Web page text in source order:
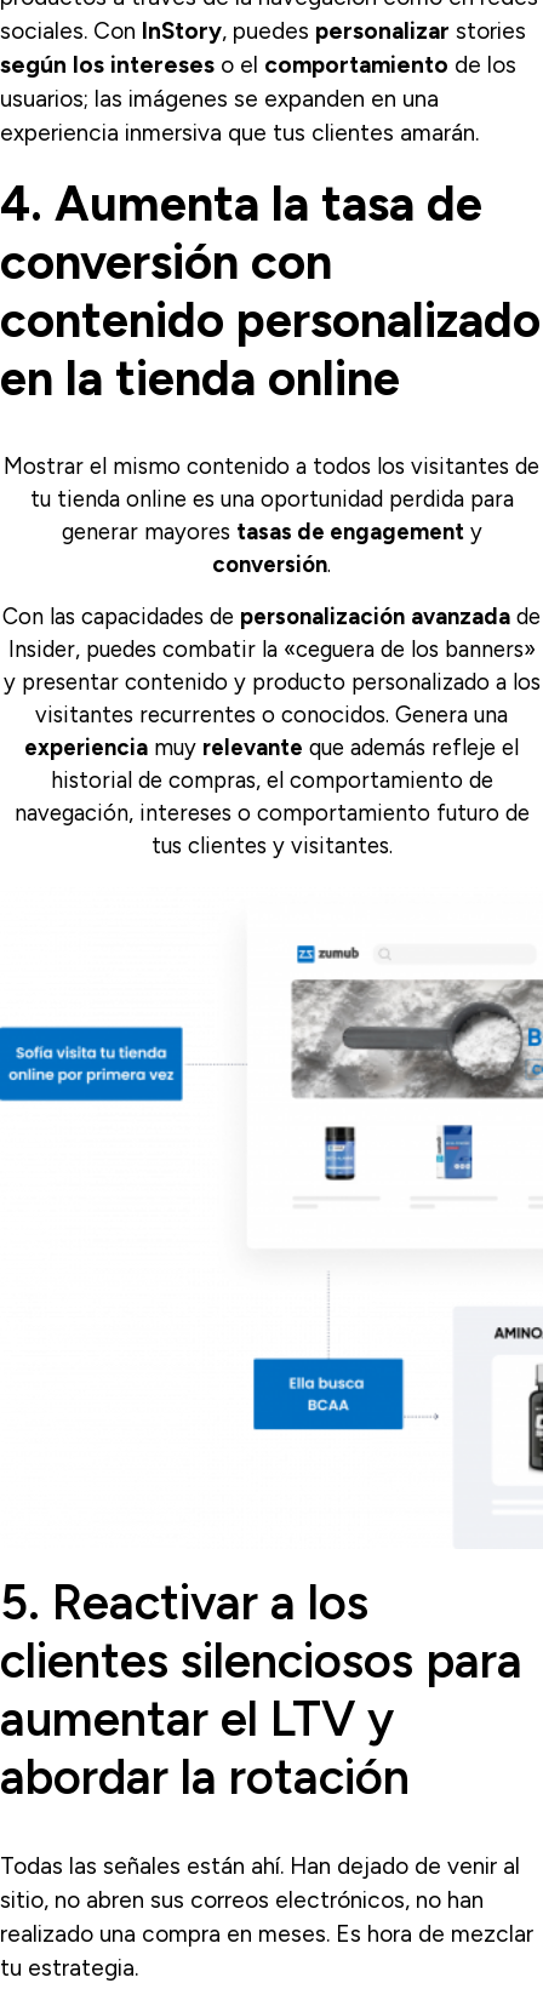
sociales. Con InStory, puedes personalizar stories
según los intereses o el comportamiento de los
usuarios; las imágenes se expanden en una
experiencia inmersiva que tus clientes amarán.
4. Aumenta la tasa de
conversión con
contenido personalizado
en la tienda online
Mostrar el mismo contenido a todos los visitantes de
tu tienda online es una oportunidad perdida para
generar mayores tasas de engagementy
conversión.
Con las capacidades de personalización avanzada de
Insider, puedes combatir la «ceguera de los banners»
y presentar contenido y producto personalizado a los
visitantes recurrentes o conocidos. Genera una
experiencia muy relevante que además refleje el
historial de compras, el comportamiento de
navegación, intereses o comportamiento futuro de
tus clientes y visitantes.
5. Reactivar a los
clientes silenciosos para
aumentar el LTV y
abordar la rotación
Todas las señales están ahí. Han dejado de venir al
sitio, no abren sus correos electrónicos, no han
realizado una compra en meses. Es hora de mezclar
tu estrategia.